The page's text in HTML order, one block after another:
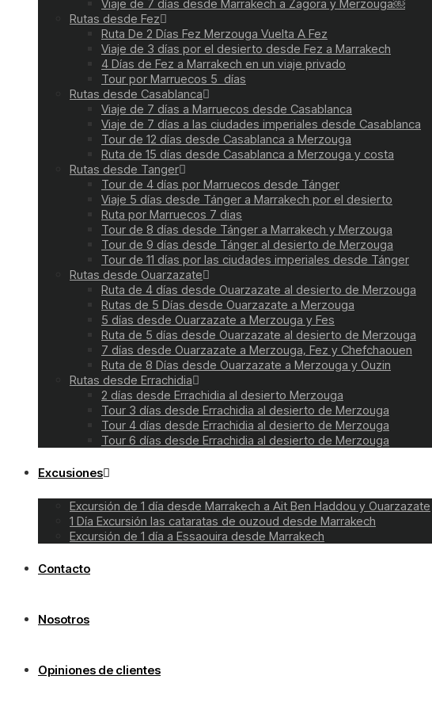
Viaje de 7 días desde Marrakech a Zagora y Merzouga￼
Rutas desde Fez
Ruta De 2 Días Fez Merzouga Vuelta A Fez
Viaje de 3 días por el desierto desde Fez a Marrakech
4 Días de Fez a Marrakech en un viaje privado
Tour por Marruecos 5 días
Rutas desde Casablanca
Viaje de 7 días a Marruecos desde Casablanca
Viaje de 7 días a las ciudades imperiales desde Casablanca
Tour de 12 días desde Casablanca a Merzouga
Ruta de 15 días desde Casablanca a Merzouga y costa
Rutas desde Tanger
Tour de 4 días por Marruecos desde Tánger
Viaje 5 días desde Tánger a Marrakech por el desierto
Ruta por Marruecos 7 dias
Tour de 8 días desde Tánger a Marrakech y Merzouga
Tour de 9 días desde Tánger al desierto de Merzouga
Tour de 11 días por las ciudades imperiales desde Tánger
Rutas desde Ouarzazate
Ruta de 4 días desde Ouarzazate al desierto de Merzouga
Rutas de 5 Días desde Ouarzazate a Merzouga
5 días desde Ouarzazate a Merzouga y Fes
Ruta de 5 días desde Ouarzazate al desierto de Merzouga
7 días desde Ouarzazate a Merzouga, Fez y Chefchaouen
Ruta de 8 Días desde Ouarzazate a Merzouga y Ouzin
Rutas desde Errachidia
2 días desde Errachidia al desierto Merzouga
Tour 3 días desde Errachidia al desierto de Merzouga
Tour 4 días desde Errachidia al desierto de Merzouga
Tour 6 días desde Errachidia al desierto de Merzouga
Excusiones
Excursión de 1 día desde Marrakech a Ait Ben Haddou y Ouarzazate
1 Día Excursión las cataratas de ouzoud desde Marrakech
Excursión de 1 día a Essaouira desde Marrakech
Contacto
Nosotros
Opiniones de clientes